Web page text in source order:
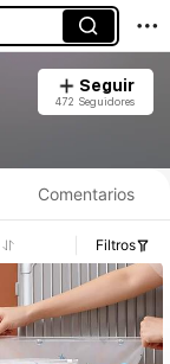
Seguir
472 Seguidores
Comentarios
Filtros